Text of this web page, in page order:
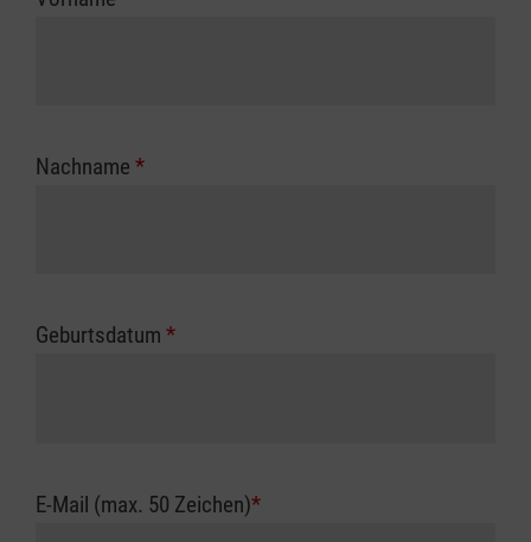
Nachname *
Geburtsdatum *
E-Mail (max. 50 Zeichen)*